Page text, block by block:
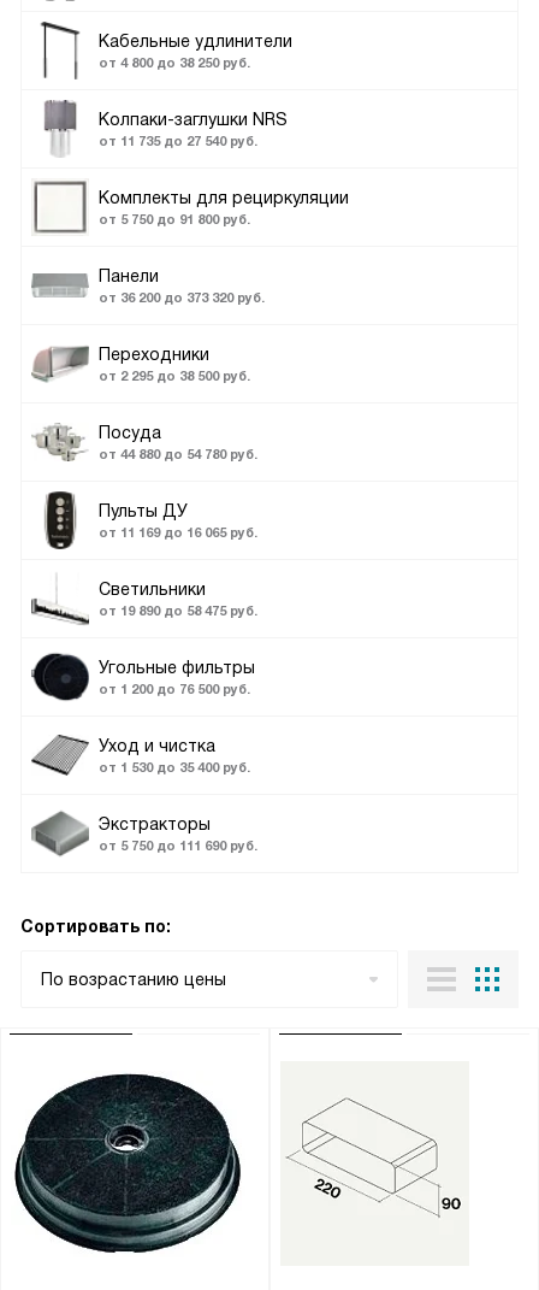
Кабельные удлинители
от 4 800 до 38 250 руб.
Колпаки-заглушки NRS
от 11 735 до 27 540 руб.
Комплекты для рециркуляции
от 5 750 до 91 800 руб.
Панели
от 36 200 до 373 320 руб.
Переходники
от 2 295 до 38 500 руб.
Посуда
от 44 880 до 54 780 руб.
Пульты ДУ
от 11 169 до 16 065 руб.
Светильники
от 19 890 до 58 475 руб.
Угольные фильтры
от 1 200 до 76 500 руб.
Уход и чистка
от 1 530 до 35 400 руб.
Экстракторы
от 5 750 до 111 690 руб.
Сортировать по:
По возрастанию цены